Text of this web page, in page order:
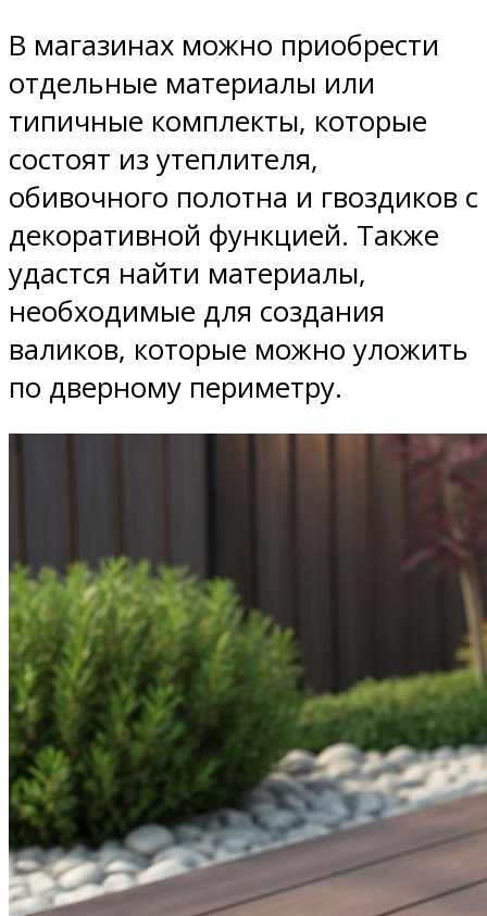
В магазинах можно приобрести
отдельные материалы или
типичные комплекты, которые
состоят из утеплителя,
обивочного полотна и гвоздиков с
декоративной функцией. Также
удастся найти материалы,
необходимые для создания
валиков, которые можно уложить
по дверному периметру.